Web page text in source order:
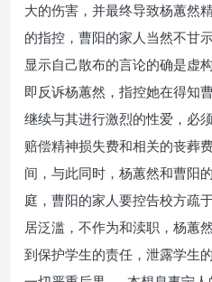
大的伤害，并最终导致杨蕙然
的指控，曹阳的家人当然不甘
显示自己散布的言论的确是虚
即反诉杨蕙然，指控她在得知
继续与其进行激烈的性爱，必
赔偿精神损失费和相关的丧葬
间，与此同时，杨蕙然和曹阳
庭，曹阳的家人要控告校方疏
居泛滥，不作为和渎职，杨蕙
到保护学生的责任，泄露学生